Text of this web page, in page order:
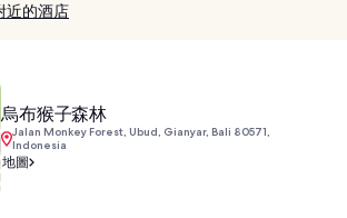
近的酒店
烏布猴子森林
Jalan Monkey Forest, Ubud, Gianyar, Bali 80571,
Indonesia
地圖